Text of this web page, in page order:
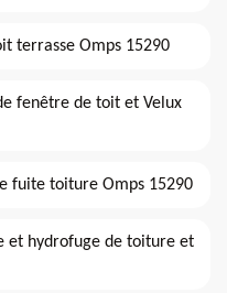
terrasse Omps 15290
fenêtre de toit et Velux
fuite toiture Omps 15290
et hydrofuge de toiture et